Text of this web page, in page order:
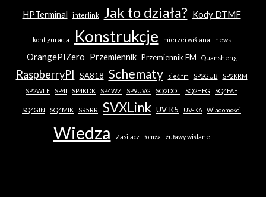
HPTerminal interlink Jak to działa? Kody DTMF
konfiguracja Konstrukcje mierzei wiślana news
OrangePIZero Przemiennik Przemiennik FM Quansheng
RaspberryPI SA818 Schematy sieć fm SP2GUB
SP2KRM
SP2WLF
SP4I SP4KDK SP4WZ SP9UVG SQ2DOL SQ2HEG SQ4FAE
SQ4GIN SQ4MIK SR5RR SVXLink UV-K5 UV-K6 Wiadomości
Wiedza Zasilacz łomża żuławy wiślane